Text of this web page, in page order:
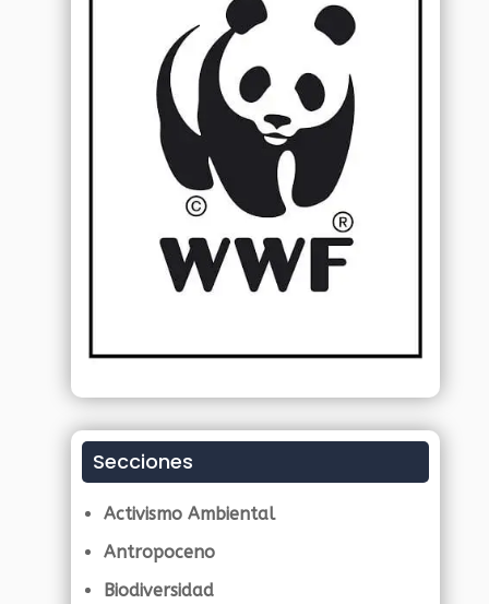
Secciones
Activismo Ambiental
Antropoceno
Biodiversidad